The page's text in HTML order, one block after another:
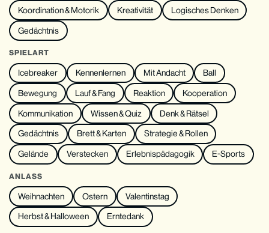
Koordination & Motorik Kreativität Logisches Denken
Gedächtnis
SPIELART
Icebreaker Kennenlernen Mit Andacht Ball
Bewegung Lauf & Fang Reaktion Kooperation
Kommunikation Wissen & Quiz Denk & Rätsel
Gedächtnis Brett & Karten Strategie & Rollen
Gelände Verstecken Erlebnispädagogik E-Sports
ANLASS
Weihnachten Ostern Valentinstag
Herbst & Halloween Erntedank